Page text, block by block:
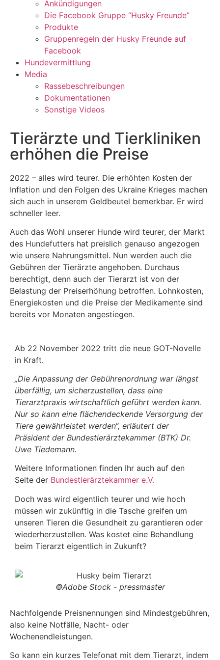
Ankündigungen
Die Facebook Gruppe “Husky Freunde”
Produkte
Gruppenregeln der Husky Freunde auf
Facebook
Hundevermittlung
Media
Rassebeschreibungen
Dokumentationen
Sonstige Videos
Tierärzte und Tierkliniken
erhöhen die Preise
2022 – alles wird teurer. Die erhöhten Kosten der
Inflation und den Folgen des Ukraine Krieges machen
sich auch in unserem Geldbeutel bemerkbar. Er wird
schneller leer.
Auch das Wohl unserer Hunde wird teurer, der Markt
des Hundefutters hat preislich genauso angezogen
wie unsere Nahrungsmittel. Nun werden auch die
Gebühren der Tierärzte angehoben. Durchaus
berechtigt, denn auch der Tierarzt ist von der
Belastung der Preiserhöhung betroffen. Lohnkosten,
Energiekosten und die Preise der Medikamente sind
bereits vor Monaten angestiegen.
Ab 22 November 2022 tritt die neue GOT-Novelle
in Kraft.
„Die Anpassung der Gebührenordnung war längst
überfällig, um sicherzustellen, dass eine
Tierarztpraxis wirtschaftlich geführt werden kann.
Nur so kann eine flächendeckende Versorgung der
Tiere gewährleistet werden“, erläutert der
Präsident der Bundestierärztekammer (BTK) Dr.
Uwe Tiedemann.
Weitere Informationen finden Ihr auch auf den
Seite der Bundestierärztekammer e.V.
Doch was wird eigentlich teurer und wie hoch
müssen wir zukünftig in die Tasche greifen um
unseren Tieren die Gesundheit zu garantieren oder
wiederherzustellen. Was kostet eine Behandlung
beim Tierarzt eigentlich in Zukunft?
©Adobe Stock - pressmaster
Nachfolgende Preisnennungen sind Mindestgebühren,
also keine Notfälle, Nacht- oder
Wochenendleistungen.
So kann ein kurzes Telefonat mit dem Tierarzt, indem